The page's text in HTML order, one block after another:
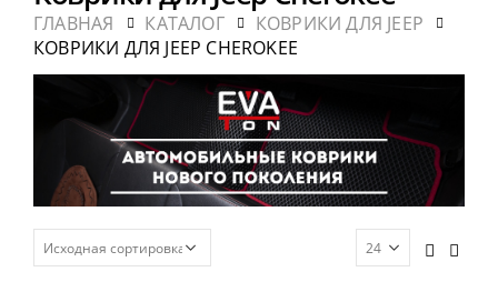
ГЛАВНАЯ КАТАЛОГ
КОВРИКИ ДЛЯ JEEP
КОВРИКИ ДЛЯ JEEP CHEROKEE